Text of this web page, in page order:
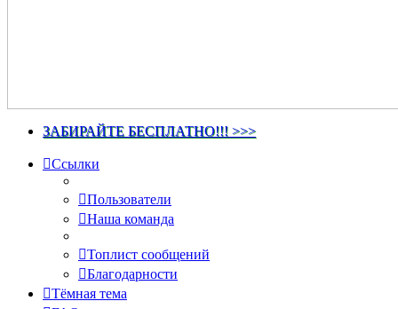
ЗАБИРАЙТЕ БЕСПЛАТНО!!! >>>
Ссылки
Пользователи
Наша команда
Топлист сообщений
Благодарности
Тёмная тема